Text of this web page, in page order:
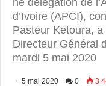
ne délégation de
d’Ivoire (APCI),
Pasteur Ketoura,
Directeur Général
mardi 5 mai 2020
5 mai 2020 0 3